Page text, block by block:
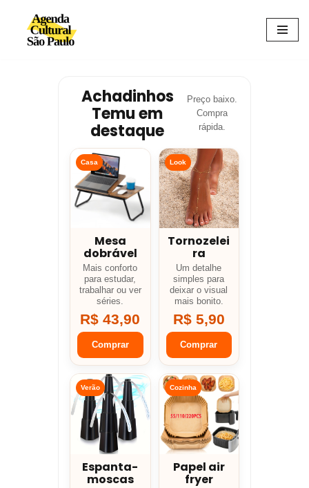
Avançar
Achadinhos
Temu em
destaque
Preço baixo.
Compra
rápida.
Casa
Mesa
dobrável
Mais conforto
para estudar,
trabalhar ou ver
séries.
R$ 43,90
Comprar
Look
Tornozelei
ra
Um detalhe
simples para
deixar o visual
mais bonito.
R$ 5,90
Comprar
Verão
Espanta-
moscas
Cozinha
Papel air
fryer